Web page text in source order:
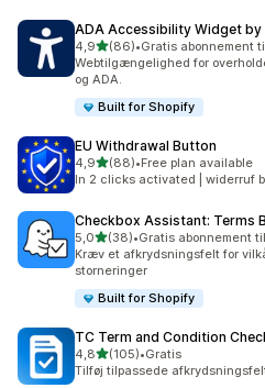
ADA Accessibility Widget by
4,9ud af 5 stjerner
(86)
86 anmeldelser i alt
•Gratis abonnement
Webtilgængelighed for
og ADA.
Built for Shopify
EU Withdrawal Button
4,9ud af 5 stjerner
(88)
88 anmeldelser i alt
•Free plan available
In 2 clicks activated | widerruf
Checkbox Assistant: Terms
5,0ud af 5 stjerner
(38)
38 anmeldelser i alt
•Gratis abonnement
Kræv et afkrydsningsfelt for
storneringer
Built for Shopify
TC Term and Condition
4,8ud af 5 stjerner
(105)
105 anmeldelser i alt
•Gratis
Tilføj tilpassede